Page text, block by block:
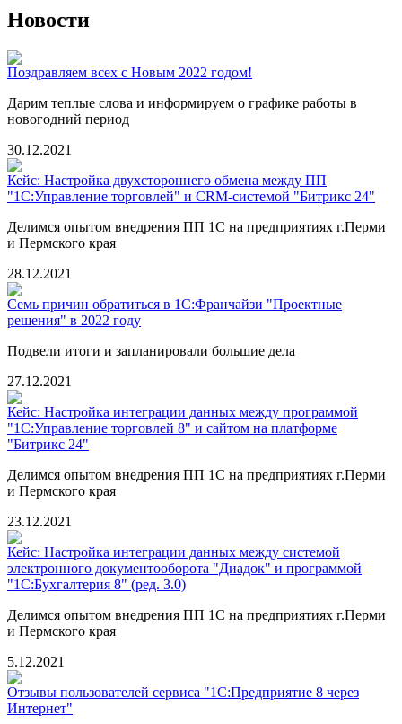
Новости
Поздравляем всех с Новым 2022 годом!
Дарим теплые слова и информируем о графике работы в
новогодний период
30.12.2021
Кейс: Настройка двухстороннего обмена между ПП
"1С:Управление торговлей" и CRM-системой "Битрикс 24"
Делимся опытом внедрения ПП 1С на предприятиях г.Перми
и Пермского края
28.12.2021
Семь причин обратиться в 1С:Франчайзи "Проектные
решения" в 2022 году
Подвели итоги и запланировали большие дела
27.12.2021
Кейс: Настройка интеграции данных между программой
"1С:Управление торговлей 8" и сайтом на платформе
"Битрикс 24"
Делимся опытом внедрения ПП 1С на предприятиях г.Перми
и Пермского края
23.12.2021
Кейс: Настройка интеграции данных между системой
электронного документооборота "Диадок" и программой
"1С:Бухгалтерия 8" (ред. 3.0)
Делимся опытом внедрения ПП 1С на предприятиях г.Перми
и Пермского края
5.12.2021
Отзывы пользователей сервиса "1С:Предприятие 8 через
Интернет"